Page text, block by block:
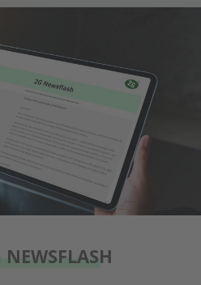
NEWSFLASH